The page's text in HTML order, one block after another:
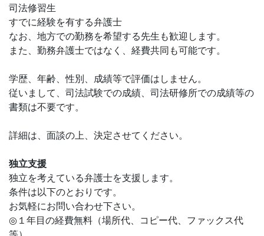
司法修習生
すでに経験を有する弁護士
なお、地方での勤務を希望する先生も歓迎します。
また、勤務弁護士ではなく、経費共同も可能です。
学歴、年齢、性別、成績等で評価はしません。
従いまして、司法試験での成績、司法研修所での成績等の
書類は不要です。
詳細は、面談の上、決定させてください。
独立支援
独立を考えている弁護士を支援します。
条件は以下のとおりです。
お気軽にお問い合わせ下さい。
◎１年目の経費無料（場所代、コピー代、ファックス代